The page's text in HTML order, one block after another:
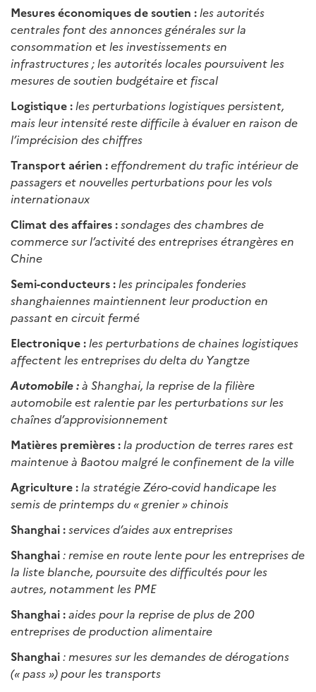
Mesures économiques de soutien : les autorités
centrales font des annonces générales sur la
consommation et les investissements en
infrastructures ; les autorités locales poursuivent les
mesures de soutien budgétaire et fiscal
Logistique : les perturbations logistiques persistent,
mais leur intensité reste difficile à évaluer en raison de
l’imprécision des chiffres
Transport aérien :effondrement du trafic intérieur de
passagers et nouvelles perturbations pour les vols
internationaux
Climat des affaires :sondages des chambres de
commerce sur l’activité des entreprises étrangères en
Chine
Semi-conducteurs : les principales fonderies
shanghaiennes maintiennent leur production en
passant en circuit fermé
Electronique : les perturbations de chaines logistiques
affectent les entreprises du delta du Yangtze
Automobile :à Shanghai, la reprise de la filière
automobile est ralentie par les perturbations sur les
chaînes d’approvisionnement
Matières premières : la production de terres rares est
maintenue à Baotou malgré le confinement de la ville
Agriculture : la stratégie Zéro-covid handicape les
semis de printemps du « grenier » chinois
Shanghai :services d’aides aux entreprises
Shanghai: remise en route lente pour les entreprises de
la liste blanche, poursuite des difficultés pour les
autres, notamment les PME
Shanghai :aides pour la reprise de plus de 200
entreprises de production alimentaire
Shanghai: mesures sur les demandes de dérogations
(« pass ») pour les transports